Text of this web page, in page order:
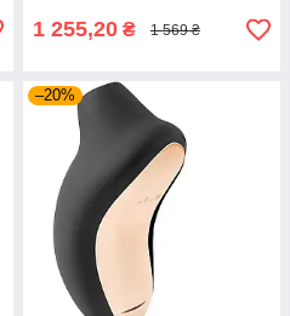
1 255,20 ₴ 1 569 ₴
–20%